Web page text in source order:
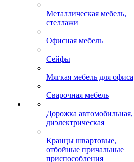
Металлическая мебель,
стеллажи
Офисная мебель
Сейфы
Мягкая мебель для офиса
Сварочная мебель
Дорожка автомобильная,
диэлектрическая
Кранцы швартовые,
отбойные причальные
приспособления